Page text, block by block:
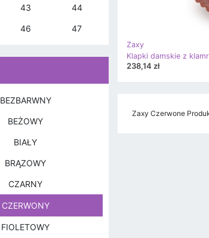
Zaxy
238,14 zł
Zaxy Czerwone
43 44
46 47
BEZBARWNY
BEŻOWY
BIAŁY
BRĄZOWY
CZARNY
CZERWONY
FIOLETOWY